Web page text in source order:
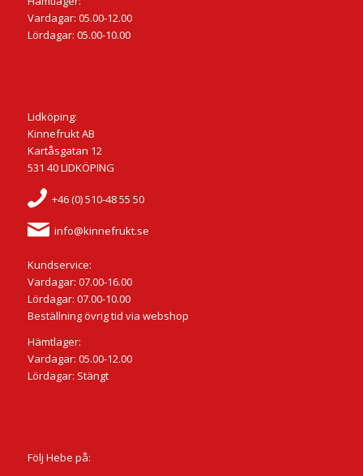
Vardagar: 05.00-12.00
Lördagar: 05.00-10.00
Lidköping:
Kinnefrukt AB
Kartåsgatan 12
531 40 LIDKÖPING
+46 (0) 510-48 55 50
info@kinnefrukt.se
Kundservice:
Vardagar: 07.00-16.00
Lördagar: 07.00-10.00
Beställning övrig tid via webshop
Hämtlager:
Vardagar: 05.00-12.00
Lördagar: Stängt
Följ Hebe på: